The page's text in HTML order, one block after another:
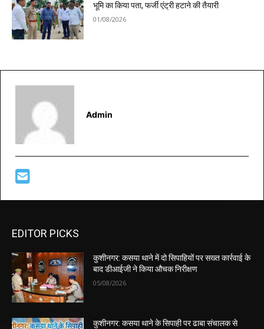
भूमि का किया पता, फर्जी एंट्री हटाने की तैयारी
01/08/2026
Admin
EDITOR PICKS
कुशीनगर: कसया थाने में दो सिपाहियों पर सख्त कार्रवाई के
बाद डीआईजी ने किया औचक निरीक्षण
05/08/2026
कुशीनगर: कसया थाने के सिपाही पर ढाबा संचालक से